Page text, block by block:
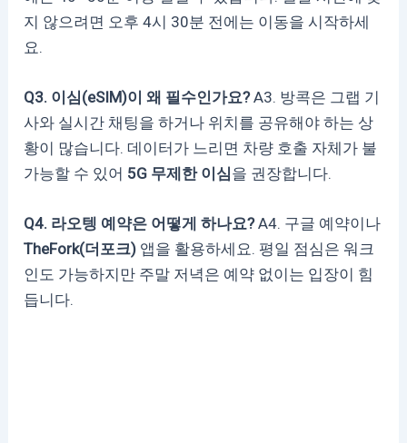
지 않으려면 오후 4시 30분 전에는 이동을 시작하세
요.
Q3. 이심(eSIM)이 왜 필수인가요?A3. 방콕은 그랩 기
사와 실시간 채팅을 하거나 위치를 공유해야 하는 상
황이 많습니다. 데이터가 느리면 차량 호출 자체가 불
가능할 수 있어 5G 무제한 이심을 권장합니다.
Q4. 라오텡 예약은 어떻게 하나요?A4. 구글 예약이나
TheFork(더포크) 앱을 활용하세요. 평일 점심은 워크
인도 가능하지만 주말 저녁은 예약 없이는 입장이 힘
듭니다.